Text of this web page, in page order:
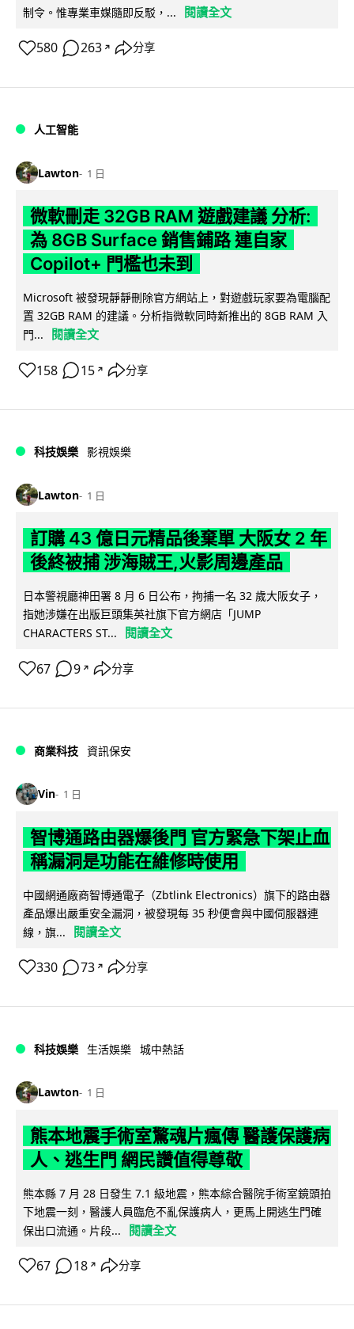
制令。惟專業車媒隨即反駁，...
閱讀全文
580 263 ↗ 分享
人工智能
Lawton 1 日
微軟刪走 32GB RAM 遊戲建議 分析:
為 8GB Surface 銷售鋪路 連自家
Copilot+ 門檻也未到
Microsoft 被發現靜靜刪除官方網站上，對遊戲玩家要為電腦配
置 32GB RAM 的建議。分析指微軟同時新推出的 8GB RAM 入
門...
閱讀全文
158 15 ↗ 分享
科技娛樂 影視娛樂
Lawton 1 日
訂購 43 億日元精品後棄單 大阪女 2 年
後終被捕 涉海賊王,火影周邊產品
日本警視廳神田署 8 月 6 日公布，拘捕一名 32 歲大阪女子，
指她涉嫌在出版巨頭集英社旗下官方網店「JUMP
CHARACTERS ST...
閱讀全文
67 9 ↗ 分享
商業科技 資訊保安
Vin 1 日
智博通路由器爆後門 官方緊急下架止血
稱漏洞是功能在維修時使用
中國網通廠商智博通電子（Zbtlink Electronics）旗下的路由器
產品爆出嚴重安全漏洞，被發現每 35 秒便會與中國伺服器連
線，旗...
閱讀全文
330 73 ↗ 分享
科技娛樂 生活娛樂 城中熱話
Lawton 1 日
熊本地震手術室驚魂片瘋傳 醫護保護病
人、逃生門 網民讚值得尊敬
熊本縣 7 月 28 日發生 7.1 級地震，熊本綜合醫院手術室鏡頭拍
下地震一刻，醫護人員臨危不亂保護病人，更馬上開逃生門確
保出口流通。片段...
閱讀全文
67 18 ↗ 分享